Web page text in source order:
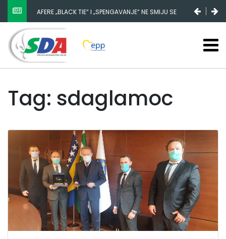
AFERE „BLACK TIE“ I „SPENGAVANJE“ NE SMIJU SE
ZATAŠKATI
Tag: sdaglamoc